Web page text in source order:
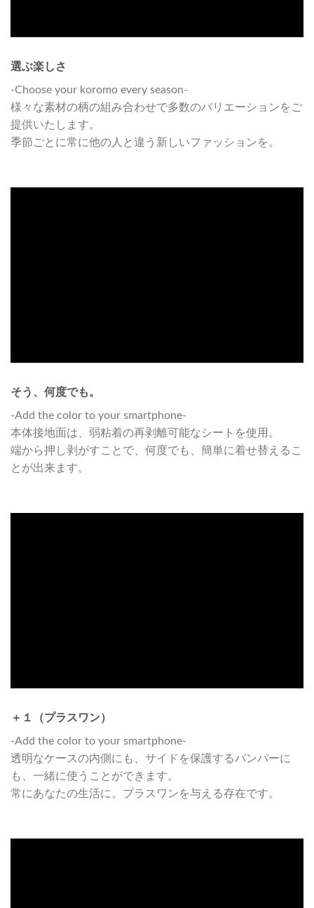
選ぶ楽しさ
-Choose your koromo every season-
様々な素材の柄の組み合わせで多数のバリエーションをご
提供いたします。
季節ごとに常に他の人と違う新しいファッションを。
そう、何度でも。
-Add the color to your smartphone-
本体接地面は、弱粘着の再剥離可能なシートを使用。
端から押し剥がすことで、何度でも、簡単に着せ替えるこ
とが出来ます。
＋１（プラスワン）
-Add the color to your smartphone-
透明なケースの内側にも、サイドを保護するバンパーに
も、一緒に使うことができます。
常にあなたの生活に。プラスワンを与える存在です。